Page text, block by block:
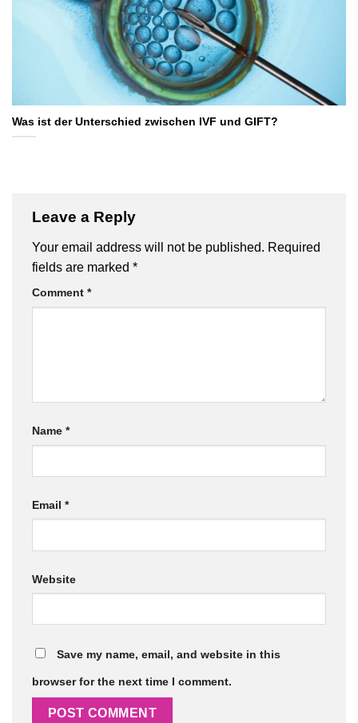
Was ist der Unterschied zwischen IVF und GIFT?
Leave a Reply
Your email address will not be published. Required
fields are marked *
Comment *
Name *
Email *
Website
Save my name, email, and website in this
browser for the next time I comment.